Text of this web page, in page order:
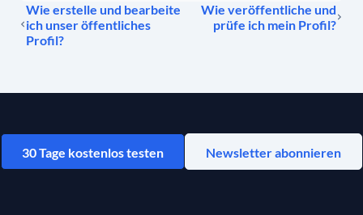
Wie erstelle und bearbeite
ich unser öffentliches
Profil?
Wie veröffentliche und
prüfe ich mein Profil?
30 Tage kostenlos testen Newsletter abonnieren